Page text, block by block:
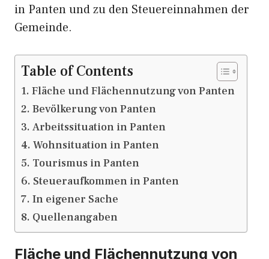
in Panten und zu den Steuereinnahmen der
Gemeinde.
Table of Contents
Fläche und Flächennutzung von Panten
Bevölkerung von Panten
Arbeitssituation in Panten
Wohnsituation in Panten
Tourismus in Panten
Steueraufkommen in Panten
In eigener Sache
Quellenangaben
Fläche und Flächennutzung von